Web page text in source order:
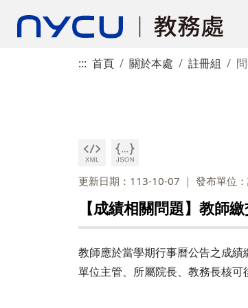
::: 首頁 關於本處 註冊組
更新日期：113-10-07 發布單位
【成績相關問題】教師
教師應於當學期行事曆公告之成
單位主管、所屬院長、教務長核可